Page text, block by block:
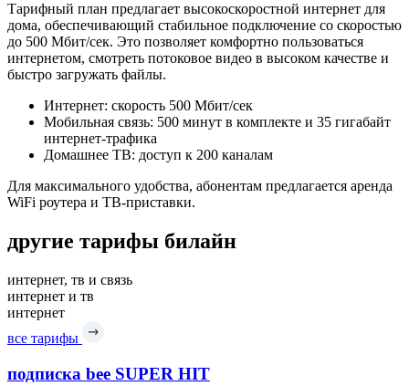
Тарифный план предлагает высокоскоростной интернет для
дома, обеспечивающий стабильное подключение со скоростью
до 500 Мбит/сек. Это позволяет комфортно пользоваться
интернетом, смотреть потоковое видео в высоком качестве и
быстро загружать файлы.
Интернет: скорость 500 Мбит/сек
Мобильная связь: 500 минут в комплекте и 35 гигабайт
интернет-трафика
Домашнее ТВ: доступ к 200 каналам
Для максимального удобства, абонентам предлагается аренда
WiFi роутера и ТВ-приставки.
другие тарифы билайн
интернет, тв и связь
интернет и тв
интернет
все тарифы
подписка bee SUPER HIT